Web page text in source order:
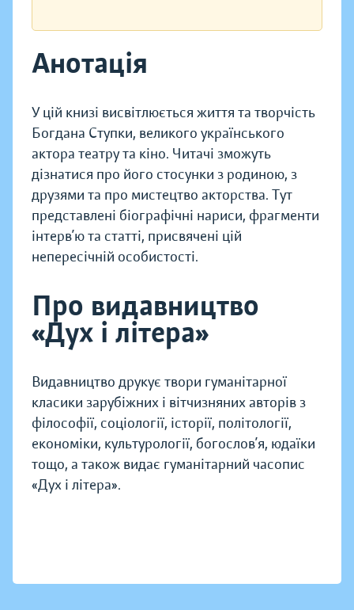
Анотація
У цій книзі висвітлюється життя та творчість
Богдана Ступки, великого українського
актора театру та кіно. Читачі зможуть
дізнатися про його стосунки з родиною, з
друзями та про мистецтво акторства. Тут
представлені біографічні нариси, фрагменти
інтерв’ю та статті, присвячені цій
непересічній особистості.
Про видавництво
«Дух і літера»
Видавництво друкує твори гуманітарної
класики зарубіжних і вітчизняних авторів з
філософії, соціології, історії, політології,
економіки, культурології, богослов’я, юдаїки
тощо, а також видає гуманітарний часопис
«Дух і літера».